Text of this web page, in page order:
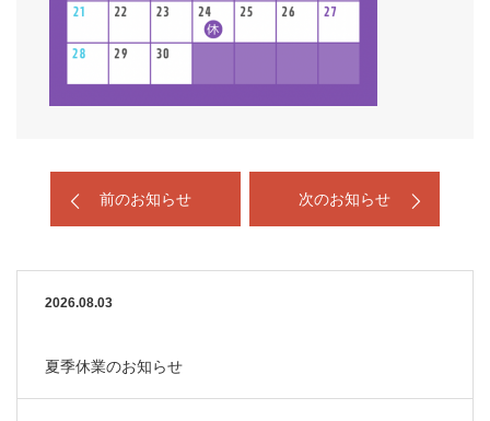
前のお知らせ 次のお知らせ
2026.08.03
夏季休業のお知らせ